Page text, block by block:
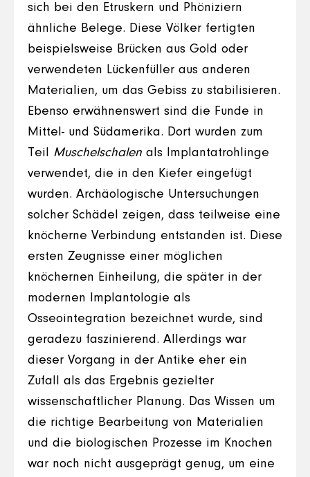
sich bei den Etruskern und Phöniziern
ähnliche Belege. Diese Völker fertigten
beispielsweise Brücken aus Gold oder
verwendeten Lückenfüller aus anderen
Materialien, um das Gebiss zu stabilisieren.
Ebenso erwähnenswert sind die Funde in
Mittel- und Südamerika. Dort wurden zum
Teil Muschelschalen als Implantatrohlinge
verwendet, die in den Kiefer eingefügt
wurden. Archäologische Untersuchungen
solcher Schädel zeigen, dass teilweise eine
knöcherne Verbindung entstanden ist. Diese
ersten Zeugnisse einer möglichen
knöchernen Einheilung, die später in der
modernen Implantologie als
Osseointegration bezeichnet wurde, sind
geradezu faszinierend. Allerdings war
dieser Vorgang in der Antike eher ein
Zufall als das Ergebnis gezielter
wissenschaftlicher Planung. Das Wissen um
die richtige Bearbeitung von Materialien
und die biologischen Prozesse im Knochen
war noch nicht ausgeprägt genug, um eine